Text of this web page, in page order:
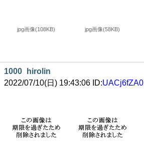
jpg画像(108KB) jpg画像(58KB)
1000
hirolin
2022/07/10(日) 19:43:06 ID:UACj6fZA0